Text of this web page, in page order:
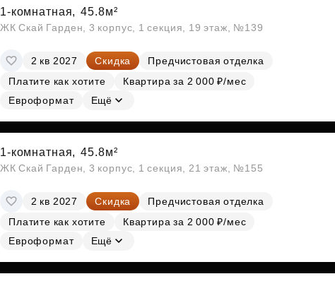
1-комнатная, 45.8м²
ЖК Скай Гарден, 3 корпус, 1 секция, 19 этаж, №139
2 кв 2027 Скидка
Предчистовая отделка
Платите как хотите
Квартира за 2 000 ₽/мес
Евроформат
Ещё
1-комнатная, 45.8м²
ЖК Скай Гарден, 3 корпус, 1 секция, 21 этаж, №155
2 кв 2027 Скидка
Предчистовая отделка
Платите как хотите
Квартира за 2 000 ₽/мес
Евроформат
Ещё